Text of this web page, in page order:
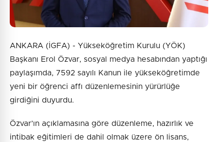
ANKARA (İGFA) - Yükseköğretim Kurulu (YÖK)
Başkanı Erol Özvar, sosyal medya hesabından yaptığı
paylaşımda, 7592 sayılı Kanun ile yükseköğretimde
yeni bir öğrenci affı düzenlemesinin yürürlüğe
girdiğini duyurdu.
Özvar’ın açıklamasına göre düzenleme, hazırlık ve
intibak eğitimleri de dahil olmak üzere ön lisans,